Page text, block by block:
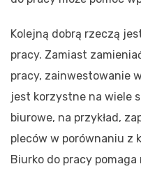
Kolejną dobrą rzeczą
pracy. Zamiast
pracy, zainwestowanie
jest korzystne na wiele
biurowe, na przykład,
pleców w porównaniu z
Biurko do pracy